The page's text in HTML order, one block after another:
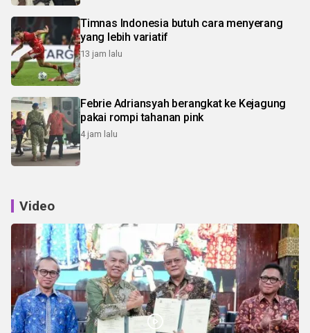
Timnas Indonesia butuh cara menyerang
yang lebih variatif
13 jam lalu
Febrie Adriansyah berangkat ke Kejagung
pakai rompi tahanan pink
4 jam lalu
Video